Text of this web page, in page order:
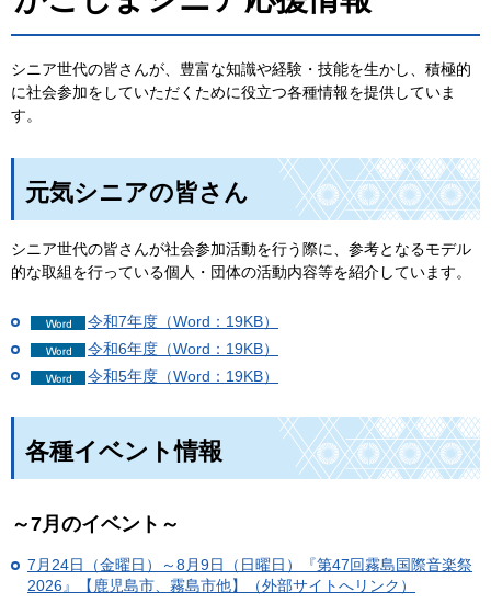
シニア世代の皆さんが、豊富な知識や経験・技能を生かし、積極的
に社会参加をしていただくために役立つ各種情報を提供していま
す。
元気シニアの皆さん
シニア世代の皆さんが社会参加活動を行う際に、参考となるモデル
的な取組を行っている個人・団体の活動内容等を紹介しています。
令和7年度（Word：19KB）
令和6年度（Word：19KB）
令和5年度（Word：19KB）
各種イベント情報
～7月のイベント～
7月24日（金曜日）～8月9日（日曜日）『第47回霧島国際音楽祭
2026』【鹿児島市、霧島市他】（外部サイトへリンク）